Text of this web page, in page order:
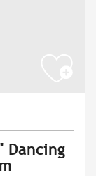
Dancing